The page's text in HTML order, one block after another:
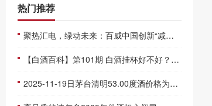
热门推荐
聚热汇电，绿动未来：百威中国创新“减碳合伙人”模式，谁能做？
【白酒百科】第101期 白酒挂杯好不好？白酒挂杯就是好酒吗
2025-11-19日茅台清明53.00度酒价格为3,300一瓶，下跌 200元